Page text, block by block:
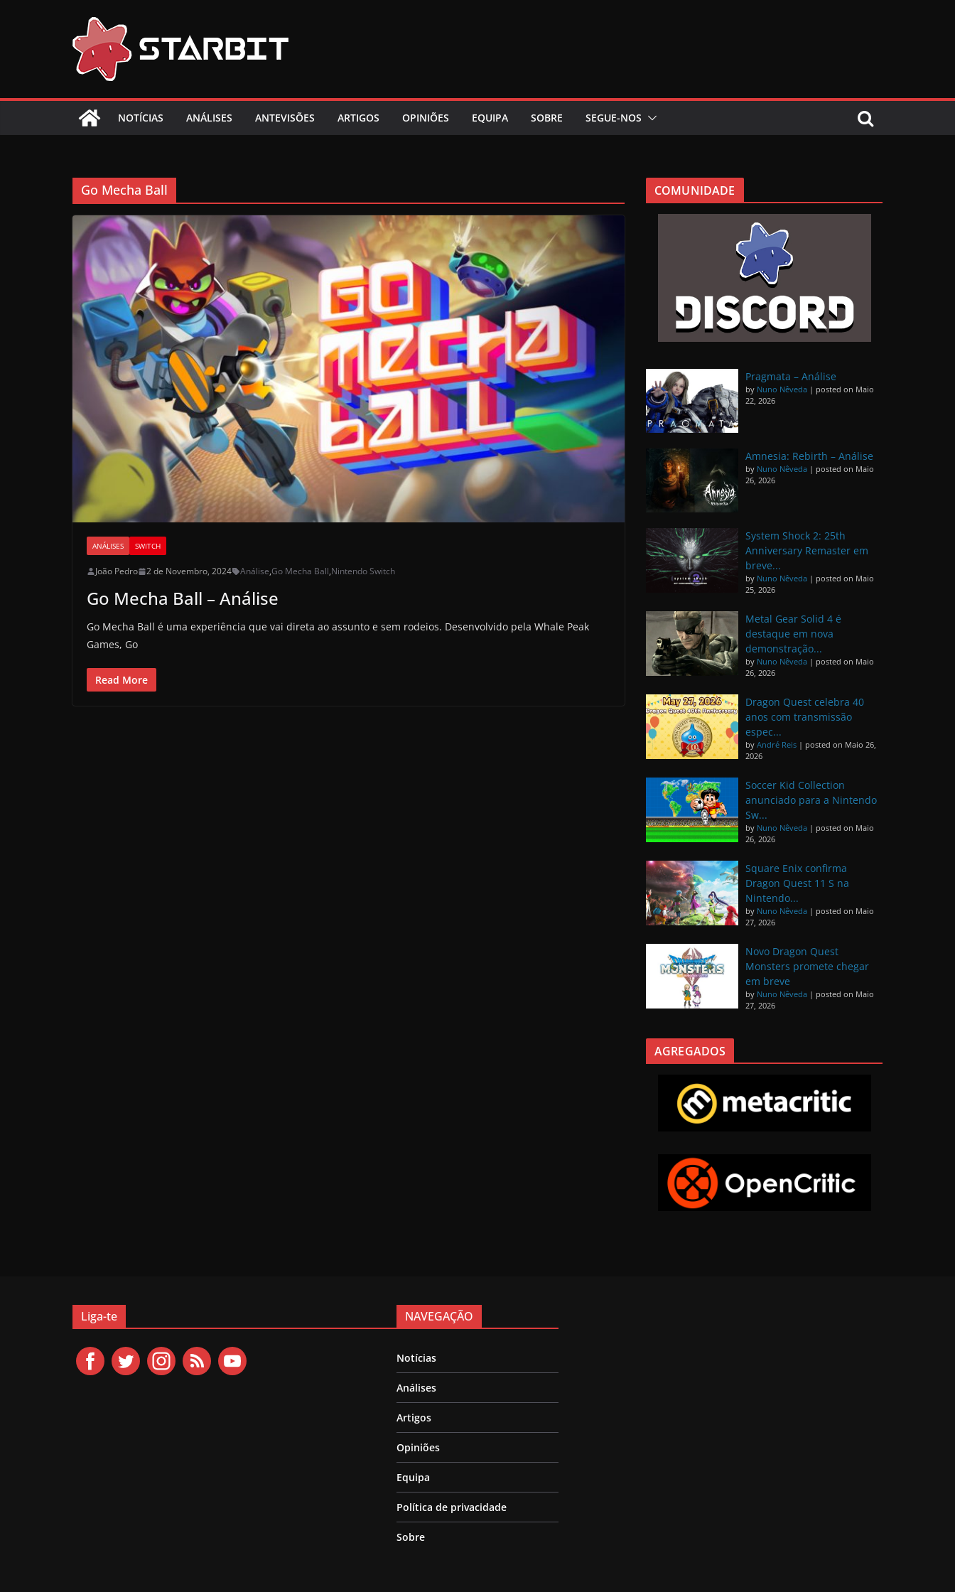
NOTÍCIAS ANÁLISES ANTEVISÕES ARTIGOS OPINIÕES EQUIPA SOBRE SEGUE-NOS
Go Mecha Ball
ANÁLISES SWITCH
João Pedro 2 de Novembro, 2024 Análise,Go Mecha Ball,Nintendo Switch
Go Mecha Ball – Análise
Go Mecha Ball é uma experiência que vai direta ao assunto e sem rodeios. Desenvolvido pela Whale Peak
Games, Go
Read More
COMUNIDADE
Pragmata – Análise
by Nuno Nêveda | posted on Maio
22, 2026
Amnesia: Rebirth – Análise
by Nuno Nêveda | posted on Maio
26, 2026
System Shock 2: 25th
Anniversary Remaster em
breve...
by Nuno Nêveda | posted on Maio
25, 2026
Metal Gear Solid 4 é
destaque em nova
demonstração...
by Nuno Nêveda | posted on Maio
26, 2026
Dragon Quest celebra 40
anos com transmissão
espec...
by André Reis | posted on Maio 26,
2026
Soccer Kid Collection
anunciado para a Nintendo
Sw...
by Nuno Nêveda | posted on Maio
26, 2026
Square Enix confirma
Dragon Quest 11 S na
Nintendo...
by Nuno Nêveda | posted on Maio
27, 2026
Novo Dragon Quest
Monsters promete chegar
em breve
by Nuno Nêveda | posted on Maio
27, 2026
AGREGADOS
Liga-te NAVEGAÇÃO
Notícias
Análises
Artigos
Opiniões
Equipa
Política de privacidade
Sobre